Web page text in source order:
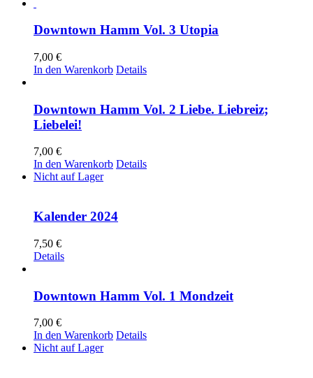
Downtown Hamm Vol. 3 Utopia
7,00 €
In den Warenkorb Details
Downtown Hamm Vol. 2 Liebe. Liebreiz;
Liebelei!
7,00 €
In den Warenkorb Details
Nicht auf Lager
Kalender 2024
7,50 €
Details
Downtown Hamm Vol. 1 Mondzeit
7,00 €
In den Warenkorb Details
Nicht auf Lager